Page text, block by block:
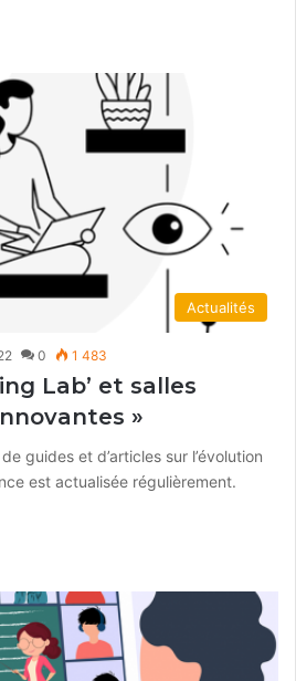
Actualités
0 1 483
Lab’ et salles
»
guides et d’articles sur l’évolution
est actualisée régulièrement.